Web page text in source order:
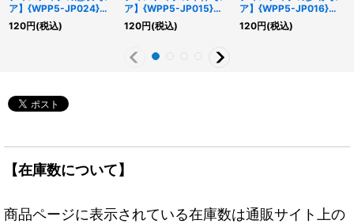
ア】{WPP5-JP024}
《魔法》
120円(税込)
ア】{WPP5-JP015}
《モンスター》
120円(税込)
ア】{WPP5-JP016}
《モンスター》
120円(税込)
【在庫数について】
商品ページに表示されている在庫数は通販サイト上の